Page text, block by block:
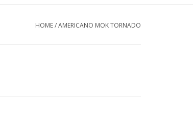
HOME/AMERICANO MOK TORNADO